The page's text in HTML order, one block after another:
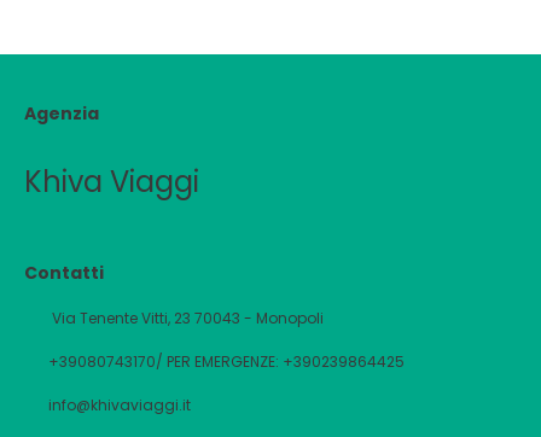
Agenzia
Khiva Viaggi
Contatti
Via Tenente Vitti, 23 70043 - Monopoli
+39080743170/ PER EMERGENZE: +390239864425
info@khivaviaggi.it